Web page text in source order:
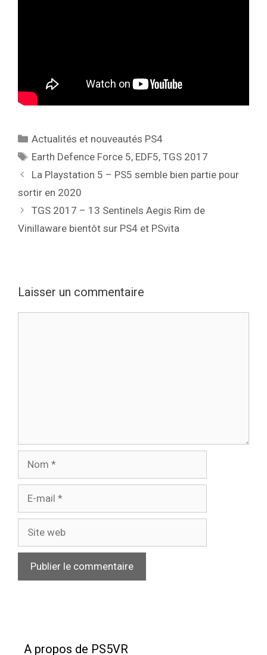
Catégories
Actualités et nouveautés PS4
Étiquettes
Earth Defence Force 5, EDF5,TGS 2017
La Playstation 5 – PS5 semble bien partie pour
sortir en 2020
TGS 2017 – 13 Sentinels Aegis Rim de
Vinillaware bientôt sur PS4 et PSvita
Laisser un commentaire
mail
web
A propos de PS5VR